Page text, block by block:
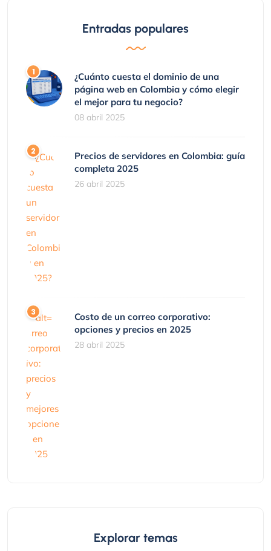
Entradas populares
¿Cuánto cuesta el dominio de una
página web en Colombia y cómo elegir
el mejor para tu negocio?
08 abril 2025
Precios de servidores en Colombia: guía
completa 2025
26 abril 2025
Costo de un correo corporativo:
opciones y precios en 2025
28 abril 2025
Explorar temas